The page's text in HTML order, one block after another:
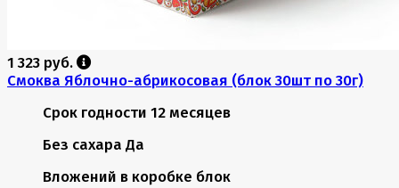
1 323 руб.
Смоква Яблочно-абрикосовая (блок 30шт по 30г)
Срок годности 12 месяцев
Без сахара Да
Вложений в коробке блок